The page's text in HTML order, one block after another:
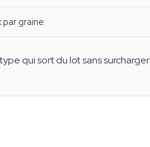
graine.
qui sort du lot sans surcharger